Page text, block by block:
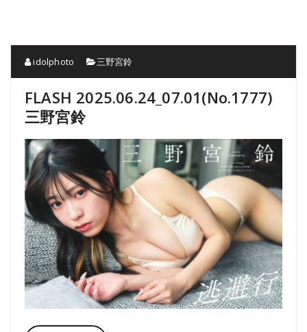
idolphoto 三野宮鈴
FLASH 2025.06.24_07.01(No.1777)
三野宮鈴